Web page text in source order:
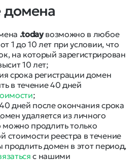
.todayвозможно в любое
1 до 10 лет при условии, что
на который зарегистрирован
10 лет;
срока регистрации домен
в течение 40 дней
;
дней после окончания срока
удаляется из личного
можно продлить только
стоимости реестра в течение
продлить домен в этот период,
с нашими